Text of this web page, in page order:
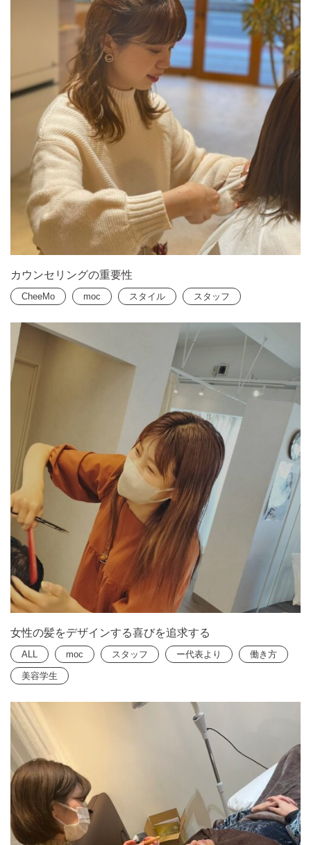
カウンセリングの重要性
CheeMo moc スタイル スタッフ
女性の髪をデザインする喜びを追求する
ALL moc スタッフ ー代表より 働き方
美容学生